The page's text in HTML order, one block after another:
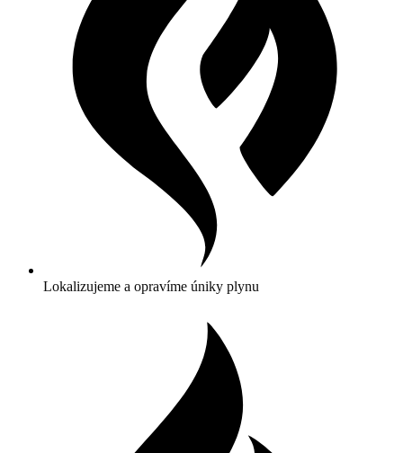
Lokalizujeme a opravíme úniky plynu